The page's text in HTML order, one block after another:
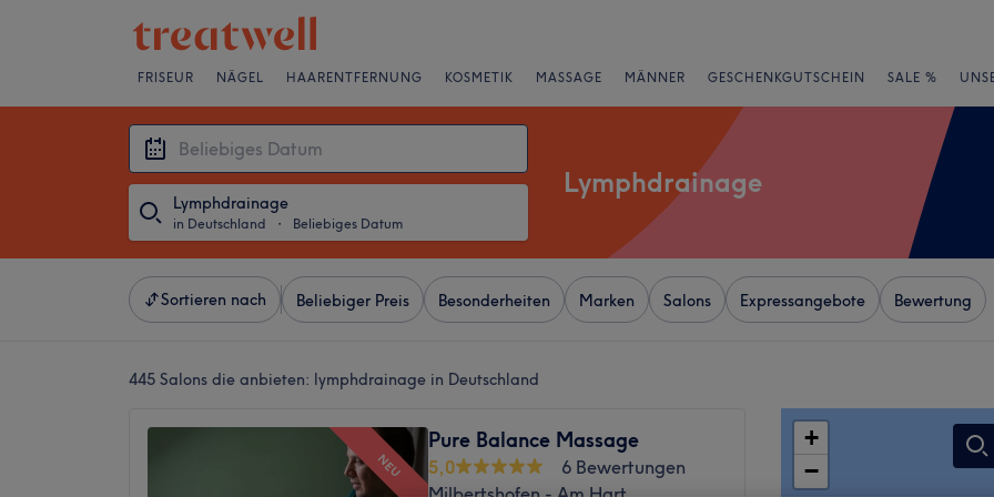
FRISEUR NÄGEL HAARENTFERNUNG KOSMETIK MASSAGE MÄNNER GESCHENKGUTSCHEIN SALE %
Lymphdrainage
in Deutschland ・ Beliebiges Datum
Lymphdrainage
Sortieren nach Beliebiger Preis Besonderheiten Marken Salons Expressangebote Bewertung
445 Salons die anbieten: lymphdrainage in Deutschland
NEU
Pure Balance Massage
5,0
6 Bewertungen
+
−